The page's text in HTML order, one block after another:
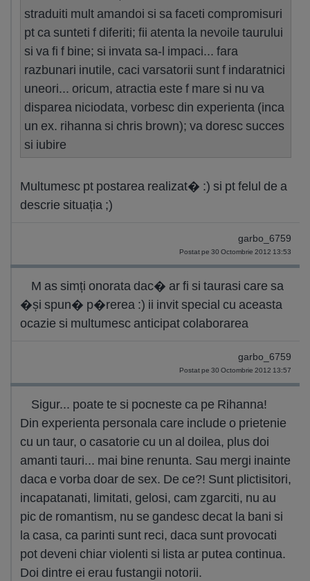
straduiti mult amandoi si sa faceti compromisuri
pt ca sunteti f diferiti; fii atenta la nevoile taurului
si va fi f bine; si invata sa-l impaci... fara
razbunari inutile, caci varsatorii sunt f indaratnici
uneori... oricum, atractia este f mare si nu va
disparea niciodata, vorbesc din experienta (inca
un ex. rihanna si chris brown); va doresc succes
si iubire
Multumesc pt postarea realizat� :) si pt felul de a
descrie situația ;)
garbo_6759
Postat pe 30 Octombrie 2012 13:53
M as simți onorata dac� ar fi si taurasi care sa
�și spun� p�rerea :) ii invit special cu aceasta
ocazie si multumesc anticipat colaborarea
garbo_6759
Postat pe 30 Octombrie 2012 13:57
Sigur... poate te si pocneste ca pe Rihanna!
Din experienta personala care include o prietenie
cu un taur, o casatorie cu un al doilea, plus doi
amanti tauri... mai bine renunta. Sau mergi inainte
daca e vorba doar de sex. De ce?! Sunt plictisitori,
incapatanati, limitati, gelosi, cam zgarciti, nu au
pic de romantism, nu se gandesc decat la bani si
la casa, ca parinti sunt reci, daca sunt provocati
pot deveni chiar violenti si lista ar putea continua.
Doi dintre ei erau fustangii notorii.